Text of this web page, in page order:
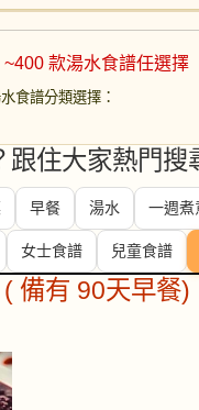
~400 款湯水食譜任選擇
食譜分類選擇 ：
跟住大家熱門搜
早餐 湯水 一週煮
女士食譜 兒童食譜
備有 90天早餐)